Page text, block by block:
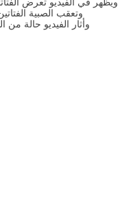
وتعقب الصبية
وأثار الفيديو حالة